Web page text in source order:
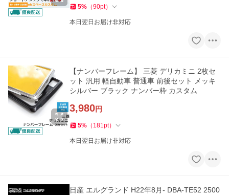
5% （90pt）
本日翌日お届け非対応
【ナンバーフレーム】 三菱 デリカミニ 2枚セ
ット 汎用 軽自動車 普通車 前後セット メッキ
シルバー ブラック ナンバー枠 カスタム
3,980円
5% （ 181pt）
本日翌日お届け非対応
日産 エルグランド H22年8月- DBA-TE52 2500